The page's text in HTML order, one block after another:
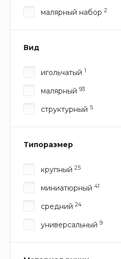
малярный набор 2
Вид
игольчатый 1
малярный 93
структурный 5
Типоразмер
крупный 25
миниатюрный 41
средний 24
универсальный 9